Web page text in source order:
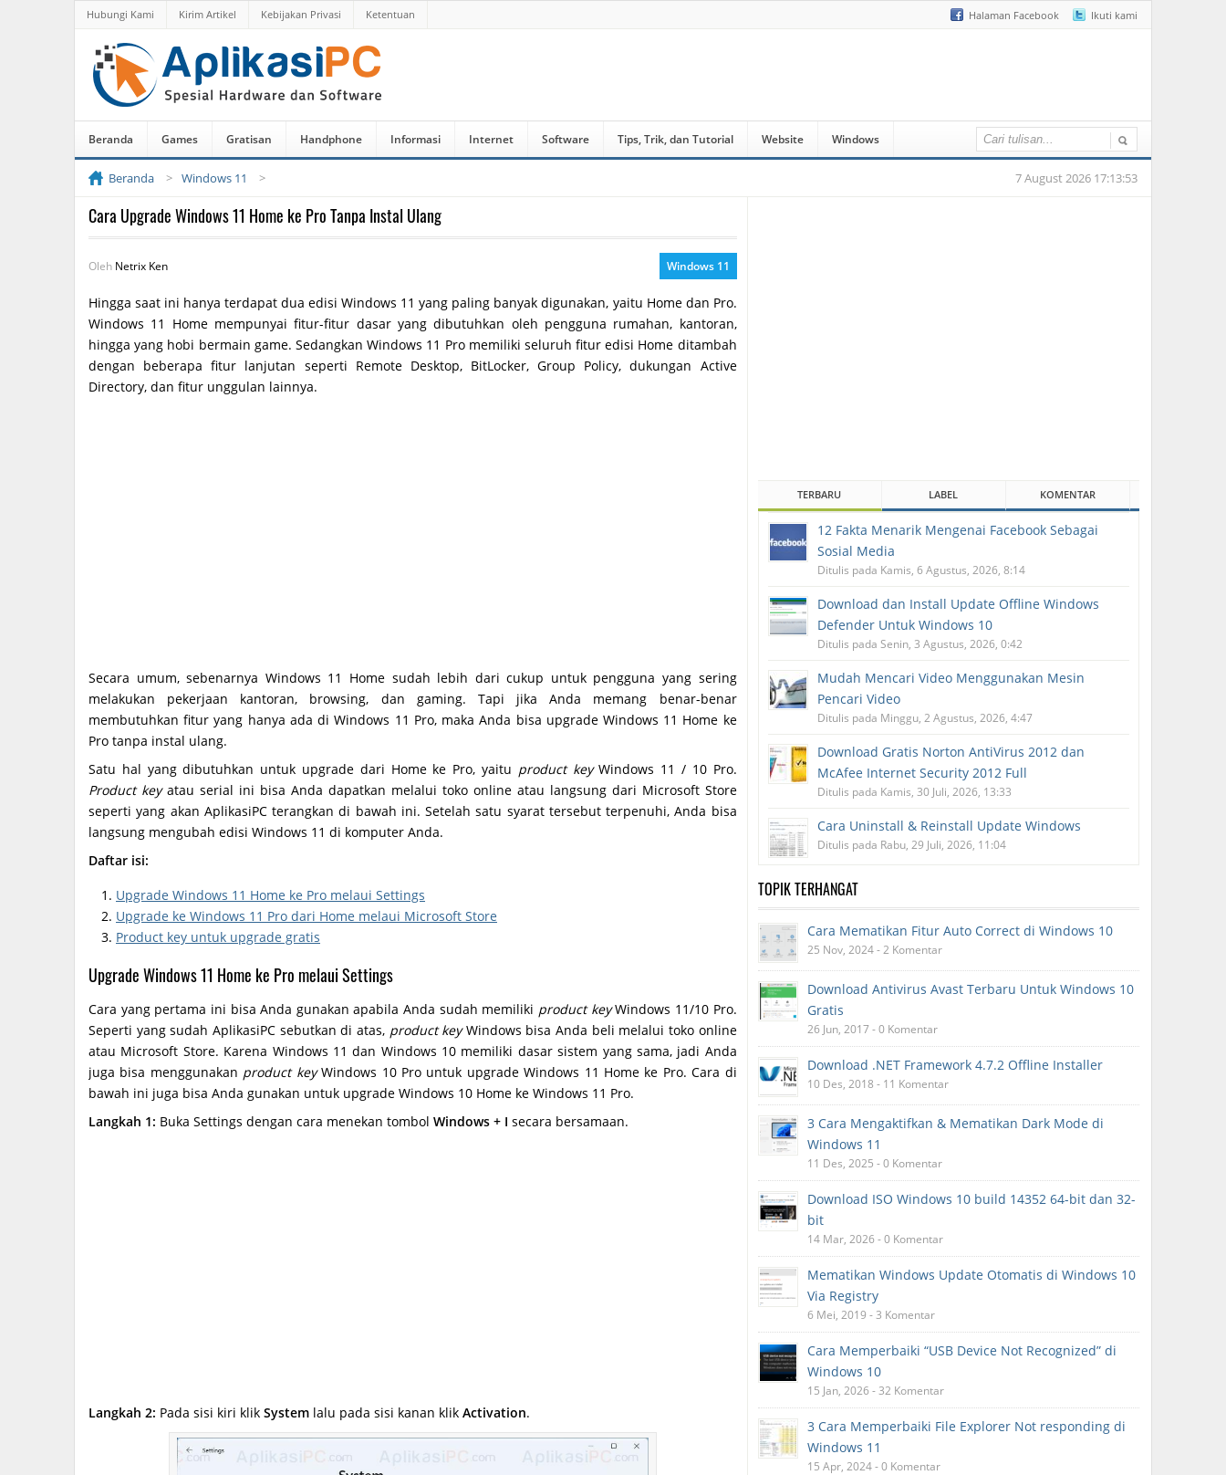
Halaman Facebook Ikuti kami
Hubungi Kami Kirim Artikel Kebijakan Privasi Ketentuan
Beranda Games Gratisan Handphone Informasi Internet Software Tips, Trik, dan Tutorial Website Windows
Beranda Windows 11 7 August 2026 17:13:53
Cara Upgrade Windows 11 Home ke Pro Tanpa Instal Ulang
Oleh Netrix Ken Windows 11
Hingga saat ini hanya terdapat dua edisi Windows 11 yang paling banyak digunakan, yaitu Home dan Pro.
Windows 11 Home mempunyai fitur-fitur dasar yang dibutuhkan oleh pengguna rumahan, kantoran,
hingga yang hobi bermain game. Sedangkan Windows 11 Pro memiliki seluruh fitur edisi Home ditambah
dengan beberapa fitur lanjutan seperti Remote Desktop, BitLocker, Group Policy, dukungan Active
Directory, dan fitur unggulan lainnya.
Secara umum, sebenarnya Windows 11 Home sudah lebih dari cukup untuk pengguna yang sering
melakukan pekerjaan kantoran, browsing, dan gaming. Tapi jika Anda memang benar-benar
membutuhkan fitur yang hanya ada di Windows 11 Pro, maka Anda bisa upgrade Windows 11 Home ke
Pro tanpa instal ulang.
Satu hal yang dibutuhkan untuk upgrade dari Home ke Pro, yaitu product keyWindows 11 / 10 Pro.
Product keyatau serial ini bisa Anda dapatkan melalui toko online atau langsung dari Microsoft Store
seperti yang akan AplikasiPC terangkan di bawah ini. Setelah satu syarat tersebut terpenuhi, Anda bisa
langsung mengubah edisi Windows 11 di komputer Anda.
Daftar isi:
Upgrade Windows 11 Home ke Pro melaui Settings
Upgrade ke Windows 11 Pro dari Home melaui Microsoft Store
Product key untuk upgrade gratis
Upgrade Windows 11 Home ke Pro melaui Settings
Cara yang pertama ini bisa Anda gunakan apabila Anda sudah memiliki product keyWindows 11/10 Pro.
Seperti yang sudah AplikasiPC sebutkan di atas, product keyWindows bisa Anda beli melalui toko online
atau Microsoft Store. Karena Windows 11 dan Windows 10 memiliki dasar sistem yang sama, jadi Anda
juga bisa menggunakan product keyWindows 10 Pro untuk upgrade Windows 11 Home ke Pro. Cara di
bawah ini juga bisa Anda gunakan untuk upgrade Windows 10 Home ke Windows 11 Pro.
Langkah 1: Buka Settings dengan cara menekan tombol Windows + I secara bersamaan.
Langkah 2: Pada sisi kiri klik System lalu pada sisi kanan klik Activation.
TERBARU LABEL KOMENTAR
12 Fakta Menarik Mengenai Facebook Sebagai
Sosial Media
Ditulis pada Kamis, 6 Agustus, 2026, 8:14
Download dan Install Update Offline Windows
Defender Untuk Windows 10
Ditulis pada Senin, 3 Agustus, 2026, 0:42
Mudah Mencari Video Menggunakan Mesin
Pencari Video
Ditulis pada Minggu, 2 Agustus, 2026, 4:47
Download Gratis Norton AntiVirus 2012 dan
McAfee Internet Security 2012 Full
Ditulis pada Kamis, 30 Juli, 2026, 13:33
Cara Uninstall & Reinstall Update Windows
Ditulis pada Rabu, 29 Juli, 2026, 11:04
TOPIK TERHANGAT
Cara Mematikan Fitur Auto Correct di Windows 10
25 Nov, 2024 - 2 Komentar
Download Antivirus Avast Terbaru Untuk Windows 10
Gratis
26 Jun, 2017 - 0 Komentar
Download .NET Framework 4.7.2 Offline Installer
10 Des, 2018 - 11 Komentar
3 Cara Mengaktifkan & Mematikan Dark Mode di
Windows 11
11 Des, 2025 - 0 Komentar
Download ISO Windows 10 build 14352 64-bit dan 32-
bit
14 Mar, 2026 - 0 Komentar
Mematikan Windows Update Otomatis di Windows 10
Via Registry
6 Mei, 2019 - 3 Komentar
Cara Memperbaiki “USB Device Not Recognized” di
Windows 10
15 Jan, 2026 - 32 Komentar
3 Cara Memperbaiki File Explorer Not responding di
Windows 11
15 Apr, 2024 - 0 Komentar